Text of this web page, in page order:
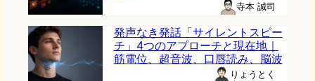
寺本 誠司
発声なき発話「サイレントスピー
チ」4つのアプローチと現在地｜
筋電位、超音波、口唇読み、脳波
りょうとく